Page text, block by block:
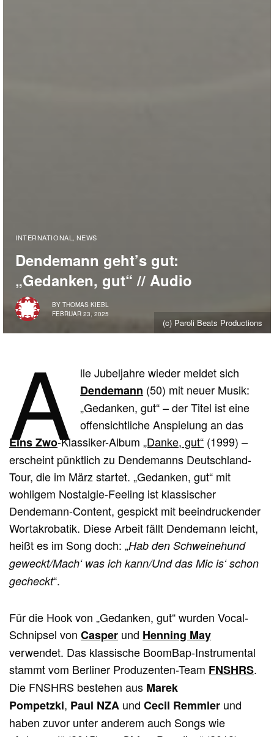
INTERNATIONAL, NEWS
Dendemann geht’s gut:
„Gedanken, gut“ // Audio
BY THOMAS KIEBL
FEBRUAR 23, 2025
(c) Paroli Beats Productions
A
lle Jubeljahre wieder meldet sich
Dendemann (50) mit neuer Musik:
„Gedanken, gut“ – der Titel ist eine
offensichtliche Anspielung an das
Eins Zwo-Klassiker-Album„Danke, gut“ (1999) –
erscheint pünktlich zu Dendemanns Deutschland-
Tour, die im März startet. „Gedanken, gut“ mit
wohligem Nostalgie-Feeling ist klassischer
Dendemann-Content, gespickt mit beeindruckender
Wortakrobatik. Diese Arbeit fällt Dendemann leicht,
heißt es im Song doch: „Hab den Schweinehund
geweckt/Mach‘ was ich kann/Und das Mic is‘ schon
gecheckt“.
Für die Hook von „Gedanken, gut“ wurden Vocal-
Schnipsel vonCasper und Henning May
verwendet. Das klassische BoomBap-Instrumental
stammt vom Berliner Produzenten-Team FNSHRS.
Die FNSHRS bestehen aus Marek
Pompetzki, Paul NZA undCecil Remmler und
haben zuvor unter anderem auch Songs wie